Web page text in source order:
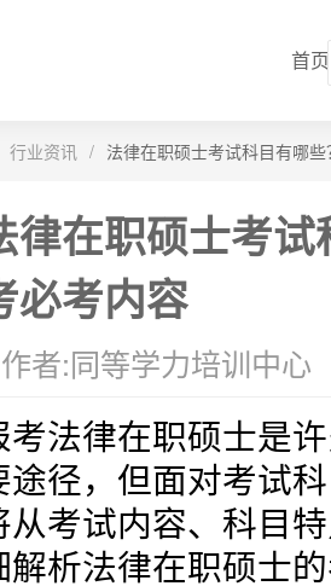
首页
行业资讯 / 法律在职硕士考试科目有哪
律在职硕士考
必考内容
作者:同等学力培训中心
考法律在职硕士是
途径，但面对考试
从考试内容、科目
解析法律在职硕士